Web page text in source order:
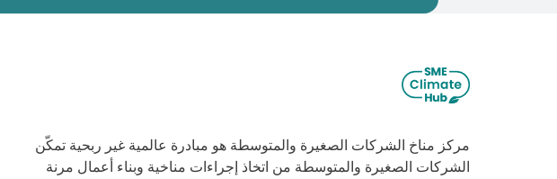
مركز مناخ الشركات الصغيرة والمتوسطة هو مبادرة عالمية غير ربحية تمكّن
الشركات الصغيرة والمتوسطة من اتخاذ إجراءات مناخية وبناء أعمال مرنة